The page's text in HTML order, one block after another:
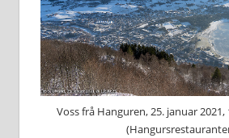
Voss frå Hanguren, 25. januar 2021,